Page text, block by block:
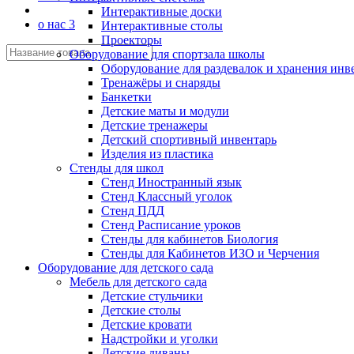
о нас 3
Интерактивные доски
Интерактивные столы
Проекторы
Оборудование для спортзала школы
Оборудование для раздевалок и хранения
Тренажёры и снаряды
Банкетки
Детские маты и модули
Детские тренажеры
Детский спортивный инвентарь
Изделия из пластика
Стенды для школ
Стенд Иностранный язык
Стенд Классный уголок
Стенд ПДД
Стенд Расписание уроков
Стенды для кабинетов Биология
Стенды для Кабинетов ИЗО и Черчения
Оборудование для детского сада
Мебель для детского сада
Детские стульчики
Детские столы
Детские кровати
Надстройки и уголки